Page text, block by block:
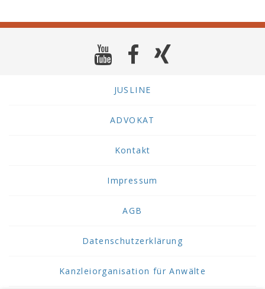
JUSLINE
ADVOKAT
Kontakt
Impressum
AGB
Datenschutzerklärung
Kanzleiorganisation für Anwälte